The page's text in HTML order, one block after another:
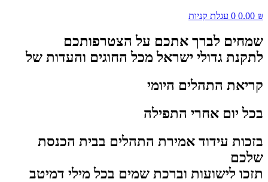
0.00 ₪
0 עגלת קניות
שמחים לברך אתכם על הצטרפותכם
לתקנת גדולי ישראל מכל החוגים והעדות של
קריאת התהלים היומי
בכל יום אחרי התפילה
בזכות עידוד אמירת התהלים בבית הכנסת
שלכם
תזכו לישועות וברכת שמים בכל מילי דמיטב